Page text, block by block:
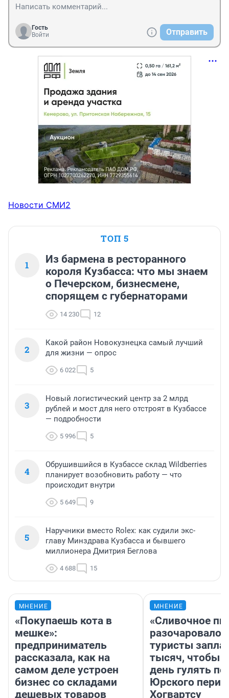
Гость
Войти
Отправить
Новости СМИ2
ТОП 5
1
Из бармена в ресторанного
короля Кузбасса: что мы знаем
о Печерском, бизнесмене,
спорящем с губернаторами
14 230 12
2
Какой район Новокузнецка самый лучший
для жизни — опрос
6 022 5
3
Новый логистический центр за 2 млрд
рублей и мост для него отстроят в Кузбассе
— подробности
5 996 5
4
Обрушившийся в Кузбассе склад Wildberries
планирует возобновить работу — что
происходит внутри
5 649 9
5
Наручники вместо Rolex: как судили экс-
главу Минздрава Кузбасса и бывшего
миллионера Дмитрия Беглова
4 688 15
МНЕНИЕ
«Покупаешь кота в
мешке»:
предприниматель
рассказала, как на
самом деле устроен
бизнес со складами
дешевых товаров
МНЕНИЕ
«Сливочное
разочаровало»:
туристы
тысяч, чтобы
день гулять по
Юрского
Хогвартсу